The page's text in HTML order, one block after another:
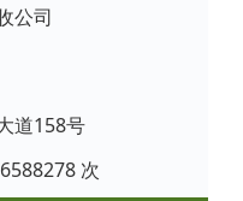
公司
道158号
次